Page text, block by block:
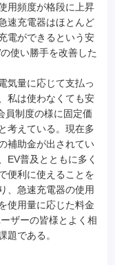
用頻度が格段に上昇
速充電器はほとんど
電ができるという安
使い勝手を改善した
気量に応じて支払っ
私は使わなくても安
員制度の様に固定価
考えている。現在多
補助金が出されてい
EV普及とともに多く
便利に使えることを
、急速充電器の使用
使用量に応じた料金
ザーの皆様とよく相
題である。